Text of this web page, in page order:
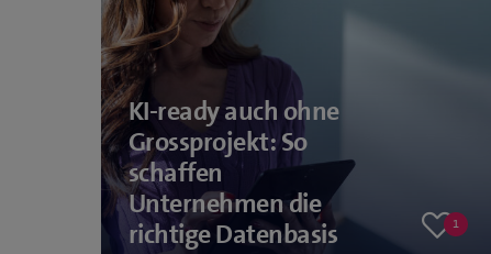
1
One
KI-ready auch ohne
Grossprojekt: So
schaffen
Unternehmen die
richtige Datenbasis